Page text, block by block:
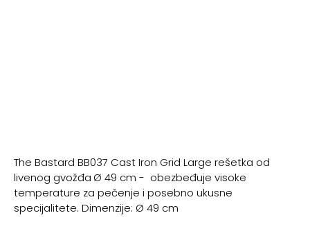
The Bastard BB037 Cast Iron Grid Large rešetka od
livenog gvožđa Ø 49 cm - obezbeđuje visoke
temperature za pečenje i posebno ukusne
specijalitete. Dimenzije: Ø 49 cm